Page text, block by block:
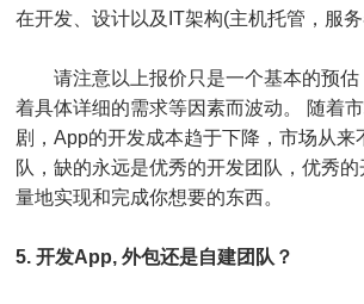
在开发、设计以及IT架构(主机托管，服务
请注意以上报价只是一个基本的预估
着具体详细的需求等因素而波动。 随着
剧，App的开发成本趋于下降，市场从来
队，缺的永远是优秀的开发团队，优秀
量地实现和完成你想要的东西。
5. 开发App, 外包还是自建团队？